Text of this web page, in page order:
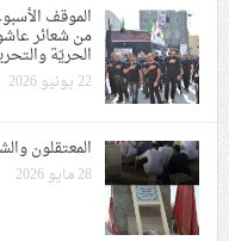
الموقف
من شعائر
الحريّة
22 يونيو 2026
المعتقلون
28 مايو 2026